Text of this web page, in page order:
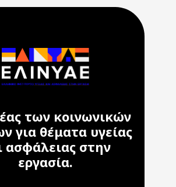
των κοινωνικών
για θέματα υγείας
ασφάλειας στην
εργασία.